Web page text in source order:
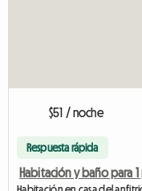
$51 / noche
Respuesta rápida
Habitación y baño para